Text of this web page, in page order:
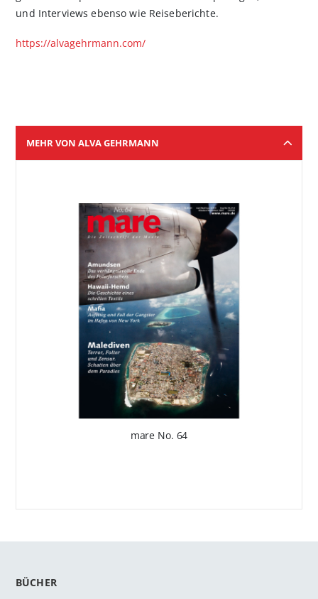
und Interviews ebenso wie Reiseberichte.
https://alvagehrmann.com/
MEHR VON ALVA GEHRMANN
mare No. 64
BÜCHER